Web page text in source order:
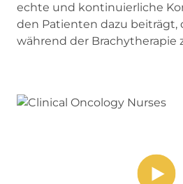
echte und kontinuierliche
den Patienten dazu beiträgt,
während der Brachytherapie